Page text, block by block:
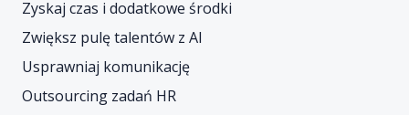
Zyskaj czas i dodatkowe środki
Zwiększ pulę talentów z AI
Usprawniaj komunikację
Outsourcing zadań HR